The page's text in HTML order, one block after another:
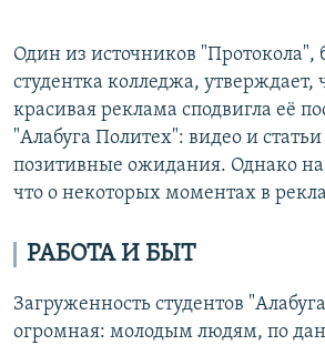
Один из источников
студентка колледжа, утверждает,
красивая реклама сподвигла её
"Алабуга Политех": видео и
позитивные ожидания. Однако на
что о некоторых моментах в
РАБОТА И БЫТ
Загруженность студентов
огромная: молодым людям, по